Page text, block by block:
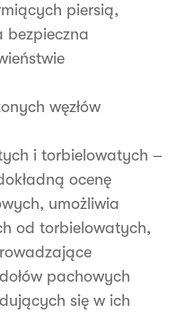
piersią,
bezpieczna
węzłów
i torbielowatych –
ocenę
umożliwia
od torbielowatych,
pachowych
się w ich